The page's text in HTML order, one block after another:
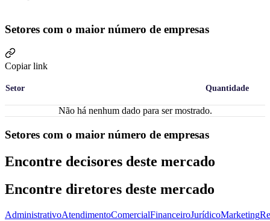
Setores com o maior número de empresas
Copiar link
Setor Quantidade
Não há nenhum dado para ser mostrado.
Setores com o maior número de empresas
Encontre decisores deste mercado
Encontre diretores deste mercado
AdministrativoAtendimentoComercialFinanceiroJurídicoMarketing